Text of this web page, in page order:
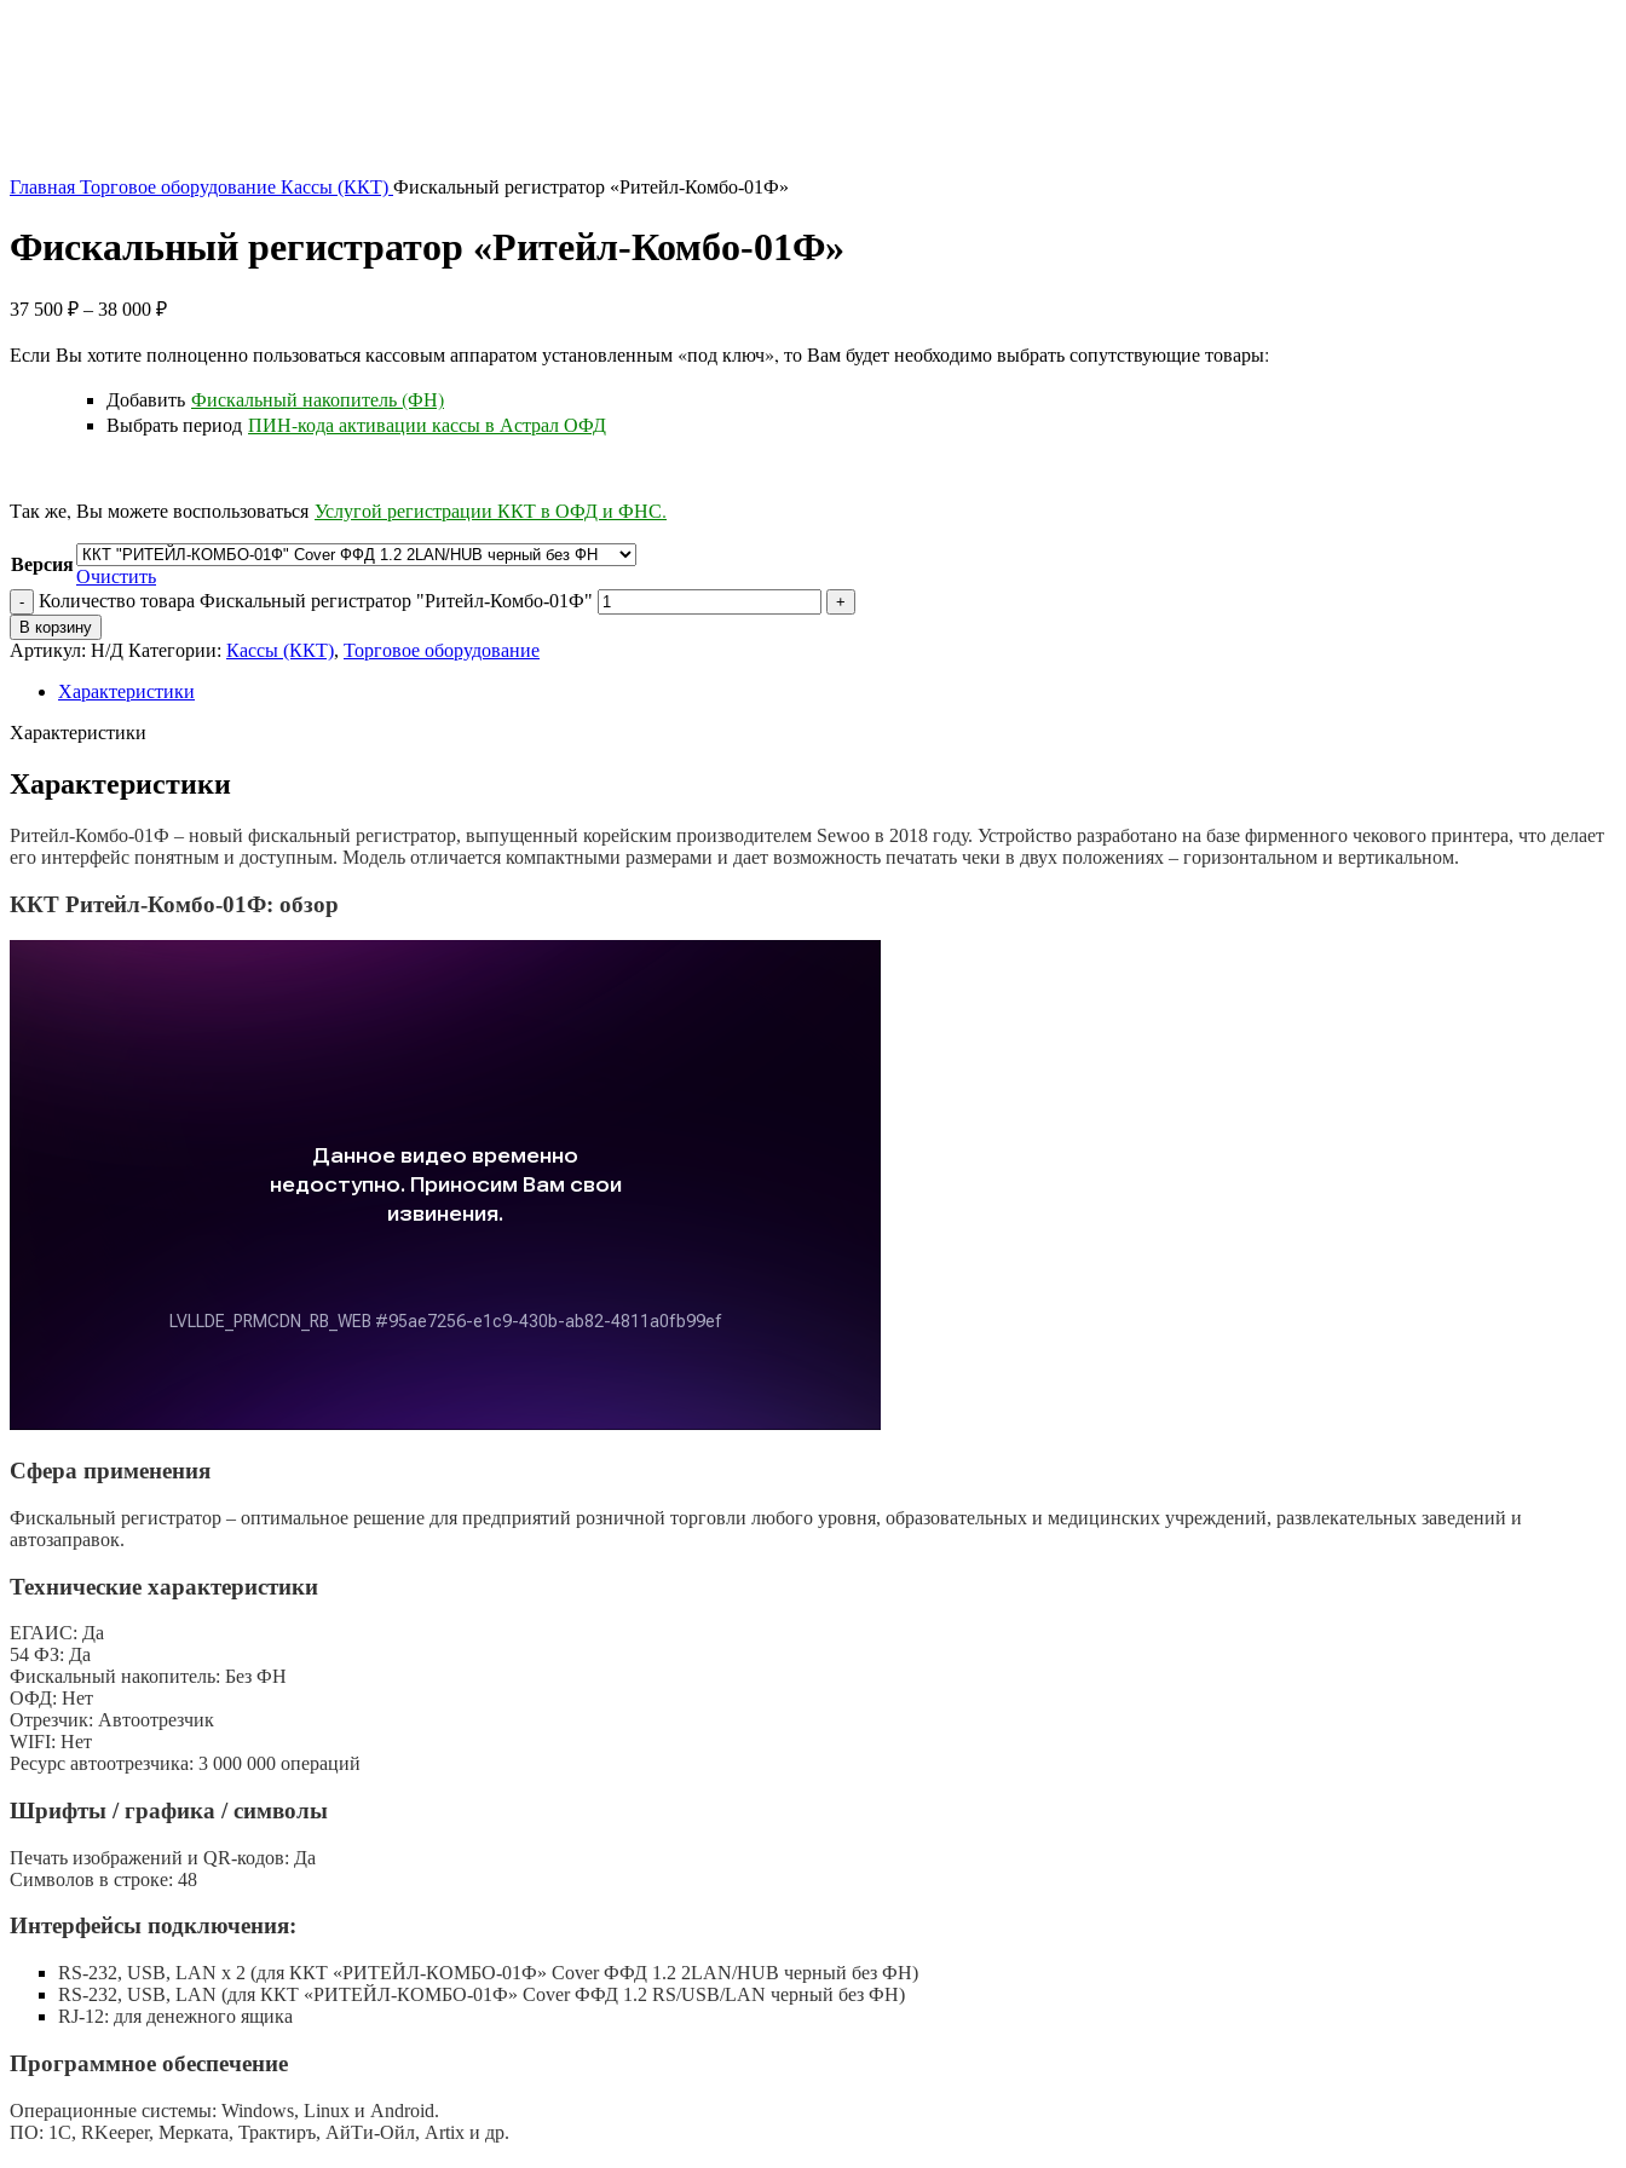
Главная Торговое оборудование Кассы (ККТ) Фискальный регистратор «Ритейл-Комбо-01Ф»
Фискальный регистратор «Ритейл-Комбо-01Ф»
37 500 ₽ – 38 000 ₽
Если Вы хотите полноценно пользоваться кассовым аппаратом установленным «под ключ», то Вам будет необходимо выбрать сопутствующие товары:
Добавить Фискальный накопитель (ФН)
Выбрать период ПИН-кода активации кассы в Астрал ОФД
Так же, Вы можете воспользоваться Услугой регистрации ККТ в ОФД и ФНС.
Версия
Очистить
Количество товара Фискальный регистратор "Ритейл-Комбо-01Ф"
В корзину
Артикул: Н/Д Категории: Кассы (ККТ), Торговое оборудование
Характеристики
Характеристики
Характеристики
Ритейл-Комбо-01Ф – новый фискальный регистратор, выпущенный корейским производителем Sewoo в 2018 году. Устройство разработано на базе фирменного чекового принтера, что делает
его интерфейс понятным и доступным. Модель отличается компактными размерами и дает возможность печатать чеки в двух положениях – горизонтальном и вертикальном.
ККТ Ритейл-Комбо-01Ф: обзор
Сфера применения
Фискальный регистратор – оптимальное решение для предприятий розничной торговли любого уровня, образовательных и медицинских учреждений, развлекательных заведений и
автозаправок.
Технические характеристики
ЕГАИС: Да
54 ФЗ: Да
Фискальный накопитель: Без ФН
ОФД: Нет
Отрезчик: Автоотрезчик
WIFI: Нет
Ресурс автоотрезчика: 3 000 000 операций
Шрифты / графика / символы
Печать изображений и QR-кодов: Да
Символов в строке: 48
Интерфейсы подключения:
RS-232, USB, LAN х 2 (для ККТ «РИТЕЙЛ-КОМБО-01Ф» Cover ФФД 1.2 2LAN/HUB черный без ФН)
RS-232, USB, LAN (для ККТ «РИТЕЙЛ-КОМБО-01Ф» Cover ФФД 1.2 RS/USB/LAN черный без ФН)
RJ-12: для денежного ящика
Программное обеспечение
Операционные системы: Windows, Linux и Android.
ПО: 1С, RKeeper, Мерката, Трактиръ, АйТи-Ойл, Artix и др.